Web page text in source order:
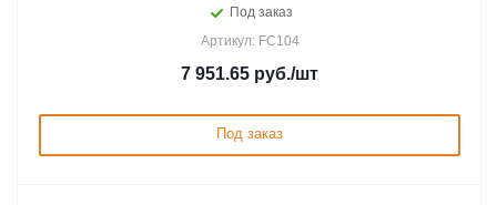
Под заказ
Артикул: FC104
7 951.65 руб./шт
Под заказ